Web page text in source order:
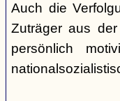
Auch die
Zuträger aus
persönlich